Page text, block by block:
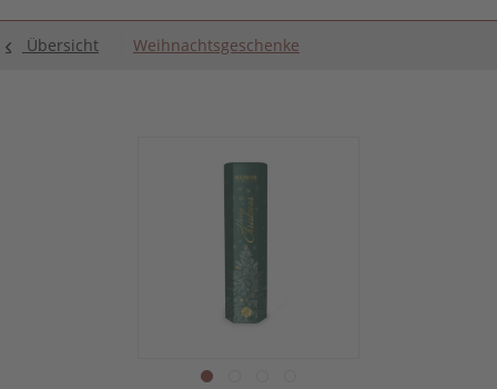
Übersicht Weihnachtsgeschenke